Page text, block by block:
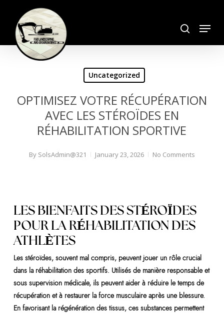
main
content
Menu
Uncategorized
OPTIMISEZ VOTRE RÉCUPÉRATION
AVEC LES STÉROÏDES EN
RÉHABILITATION SPORTIVE
By SolsAdmin@321 January 23, 2026 No Comments
LES BIENFAITS DES STÉROÏDES
POUR LA RÉHABILITATION DES
ATHLÈTES
Les stéroïdes, souvent mal compris, peuvent jouer un rôle crucial
dans la réhabilitation des sportifs. Utilisés de manière responsable et
sous supervision médicale, ils peuvent aider à réduire le temps de
récupération et à restaurer la force musculaire après une blessure.
En favorisant la régénération des tissus, ces substances permettent
Close
Menu